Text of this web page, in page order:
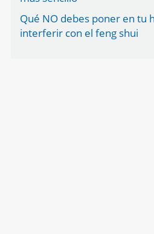
Qué NO debes poner en tu
interferir con el feng shui